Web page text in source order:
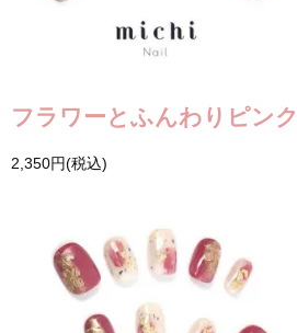
フラワーとふんわりピン
2,350円(税込)